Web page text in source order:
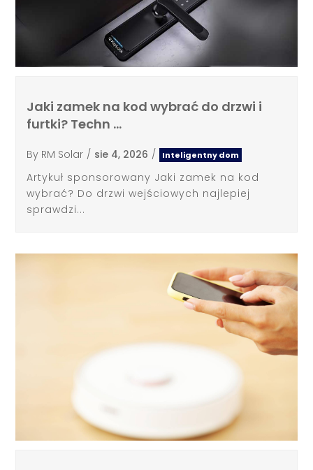
Jaki zamek na kod wybrać do drzwi i
furtki? Techn …
By RM Solar / sie 4, 2026 / Inteligentny dom
Artykuł sponsorowany Jaki zamek na kod
wybrać? Do drzwi wejściowych najlepiej
sprawdzi...